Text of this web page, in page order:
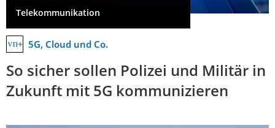
Telekommunikation
5G, Cloud und Co.
So sicher sollen Polizei und Militär in
Zukunft mit 5G kommunizieren